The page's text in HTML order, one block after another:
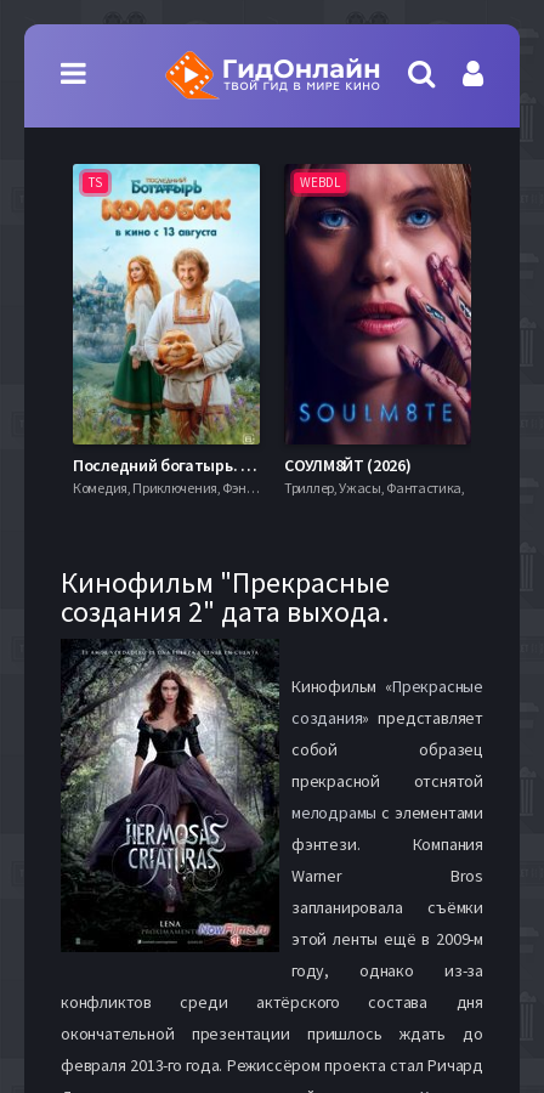
TS
Последний богатырь. Колобок (2026)
Комедия, Приключения, Фэнтези,
WEBDL
СОУЛМ8ЙТ (2026)
Триллер, Ужасы, Фантастика,
Кинофильм "Прекрасные
создания 2" дата выхода.
Кинофильм «Прекрасные
создания» представляет
собой образец
прекрасной отснятой
мелодрамыс элементами
фэнтези. Компания
Warner Bros
запланировала съёмки
этой ленты ещё в 2009-м
году, однако из-за
конфликтов среди актёрского состава дня
окончательной презентации пришлось ждать до
февраля 2013-го года. Режиссёром проекта стал Ричард